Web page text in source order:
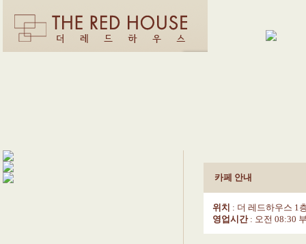
카페 안내
위치 : 더 레드하우스 1
영업시간: 오전 08:30